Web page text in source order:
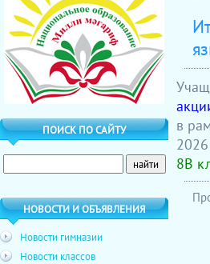
ПОИСК ПО САЙТУ
НОВОСТИ И ОБЪЯВЛЕНИЯ
Новости гимназии
Новости классов
в
8В